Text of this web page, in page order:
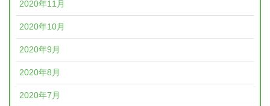
2020年11月
2020年10月
2020年9月
2020年8月
2020年7月